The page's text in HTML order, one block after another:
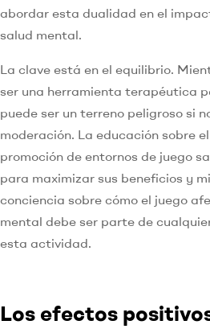
abordar esta dualidad en el
salud mental.
La clave está en el equilibrio.
ser una herramienta terapéutica
puede ser un terreno peligroso si
moderación. La educación sobre
promoción de entornos de juego
para maximizar sus beneficios y
conciencia sobre cómo el juego
mental debe ser parte de
esta actividad.
Los efectos